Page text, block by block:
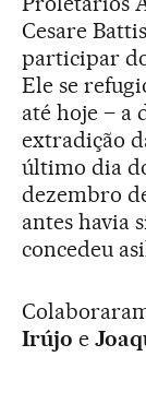
Cesare
participar do
Ele se
até hoje – a
extradição
último dia
dezembro
antes havia
concedeu
Irújo e